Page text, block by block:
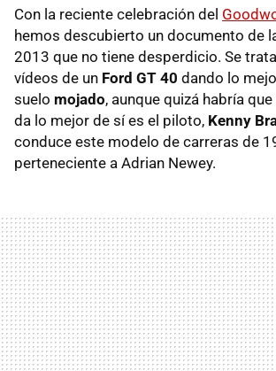
Con la reciente celebración del
hemos descubierto un documento de
2013 que no tiene desperdicio. Se
vídeos de un Ford GT 40 dando lo
suelo mojado, aunque quizá habría
da lo mejor de sí es el piloto, Kenny
conduce este modelo de carreras de
perteneciente a Adrian Newey.